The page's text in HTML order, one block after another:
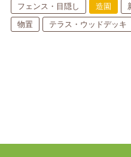
フェンス・目隠し
造園
物置
テラス・ウッドデッキ